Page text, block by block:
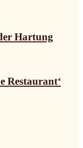
Hartung
Restaurant‘